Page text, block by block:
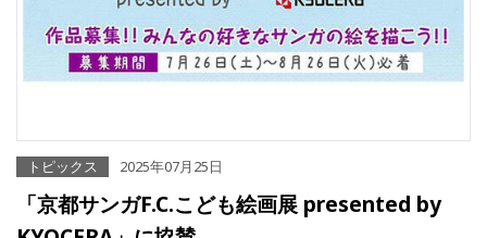
トピックス 2025年07月25日
「京都サンガF.C.こども絵画展 presented by